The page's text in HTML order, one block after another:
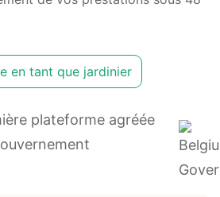
Rebecq-rognonse déplace
vos besoins
projet, d'établir un devis et
de votre espace
dans la région de